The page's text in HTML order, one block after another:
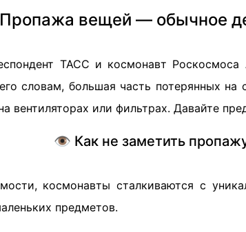
вещей — обычное
ТАСС и космонавт Роскосмоса
словам, большая часть потерянных на
вентиляторах или фильтрах. Давайте
👁 Как не заметить
космонавты сталкиваются с
предметов.